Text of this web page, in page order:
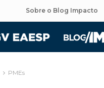
Sobre o Blog Impacto
PMEs